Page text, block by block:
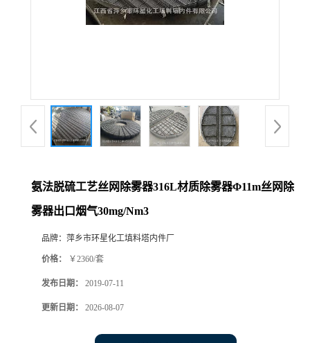
氨法脱硫工艺丝网除雾器316L材质除雾器Φ11m丝网除
雾器出口烟气30mg/Nm3
品牌： 萍乡市环星化工填料塔内件厂
价格： ￥2360/套
发布日期： 2019-07-11
更新日期： 2026-08-07